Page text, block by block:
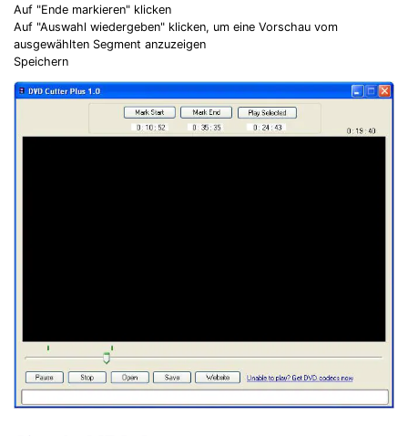
Auf "Ende markieren" klicken
Auf "Auswahl wiedergeben" klicken, um eine Vorschau vom
ausgewählten Segment anzuzeigen
Speichern